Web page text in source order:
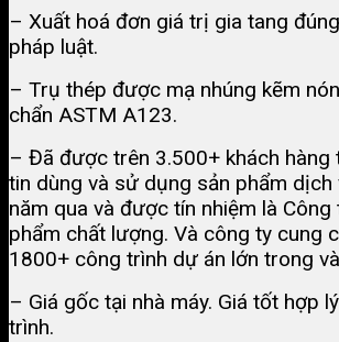
– Xuất hoá đơn giá trị gia tang
pháp luật.
– Trụ thép được mạ nhúng kẽm
chẩn ASTM A123.
– Đã được trên 3.500+ khách
tin dùng và sử dụng sản phẩm dịch
năm qua và được tín nhiệm là Công
phẩm chất lượng. Và công ty cung
1800+ công trình dự án lớn trong
– Giá gốc tại nhà máy. Giá tốt hợp
trình.